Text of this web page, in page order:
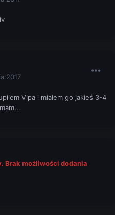
2017
Vipa i miałem go jakieś 3-4
Brak możliwości dodania